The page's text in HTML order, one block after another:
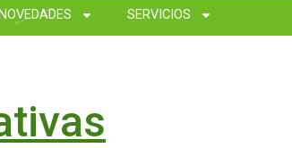
NOVEDADES SERVICIOS